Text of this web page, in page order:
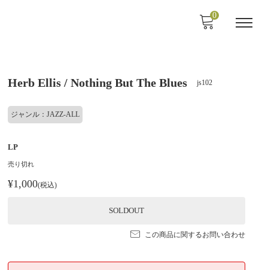
0
Herb Ellis / Nothing But The Blues js102
ジャンル：JAZZ-ALL
LP
売り切れ
¥1,000(税込)
SOLDOUT
この商品に関するお問い合わせ